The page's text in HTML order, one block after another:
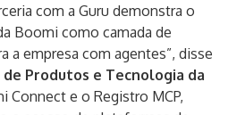
com a Guru demonstra o
Boomi como camada de
a empresa com agentes”, disse
Produtos e Tecnologia da
Connect e o Registro MCP,